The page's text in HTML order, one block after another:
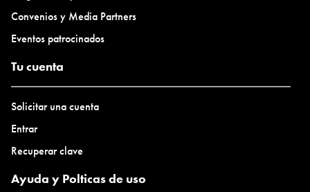
Convenios y Media Partners
Eventos patrocinados
Tu cuenta
Solicitar una cuenta
Entrar
Recuperar clave
Ayuda y Polticas de uso